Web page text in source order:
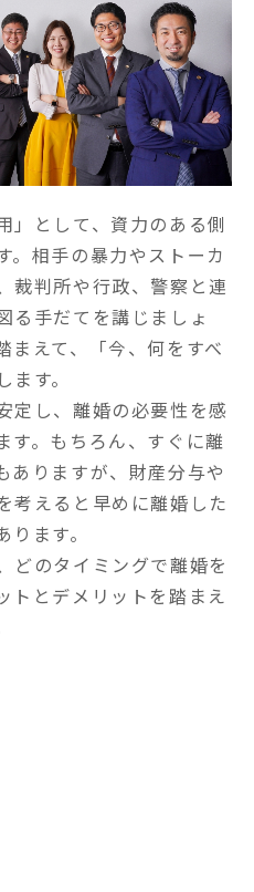
」として、資力のある側
。相手の暴力やストーカ
裁判所や行政、警察と連
る手だてを講じましょ
まえて、「今、何をすべ
す。
定し、離婚の必要性を感
す。もちろん、すぐに離
ありますが、財産分与や
考えると早めに離婚した
ます。
どのタイミングで離婚を
トとデメリットを踏まえ